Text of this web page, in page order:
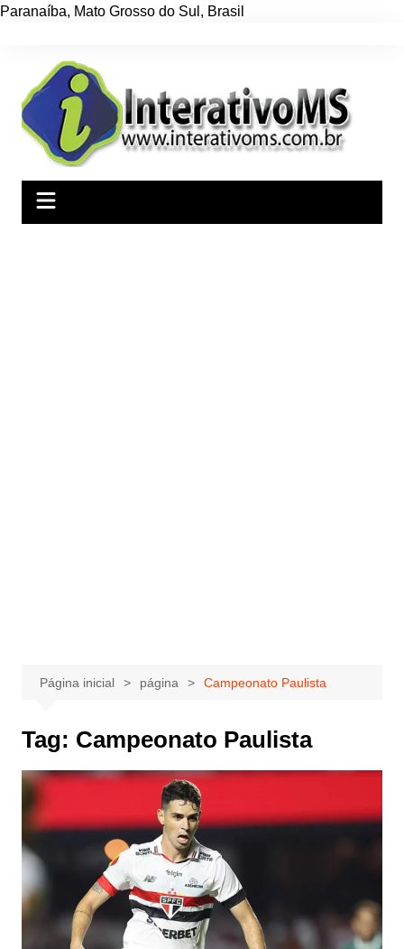
Paranaíba, Mato Grosso do Sul , Brasil
conteúdo
Página inicial página Campeonato Paulista
Tag: Campeonato Paulista